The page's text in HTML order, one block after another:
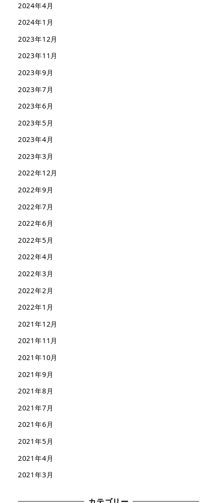
2024年4月
2024年1月
2023年12月
2023年11月
2023年9月
2023年7月
2023年6月
2023年5月
2023年4月
2023年3月
2022年12月
2022年9月
2022年7月
2022年6月
2022年5月
2022年4月
2022年3月
2022年2月
2022年1月
2021年12月
2021年11月
2021年10月
2021年9月
2021年8月
2021年7月
2021年6月
2021年5月
2021年4月
2021年3月